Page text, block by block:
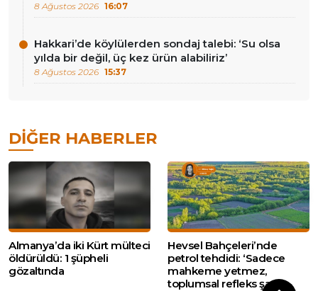
8 Ağustos 2026 16:07
Hakkari’de köylülerden sondaj talebi: ‘Su olsa
yılda bir değil, üç kez ürün alabiliriz’
8 Ağustos 2026 15:37
DIĞER HABERLER
Almanya’da iki Kürt mülteci
öldürüldü: 1 şüpheli
gözaltında
Hevsel Bahçeleri’nde
petrol tehdidi: ‘Sadece
mahkeme yetmez,
toplumsal refleks şart’